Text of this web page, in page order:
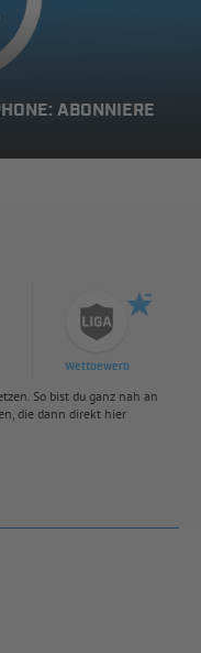
ABONNIERE
Wettbewerb
So bist du ganz nah an
die dann direkt hier